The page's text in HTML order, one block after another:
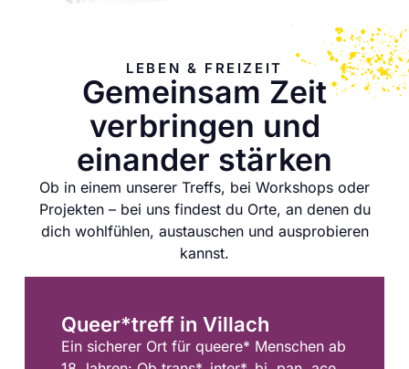
LEBEN & FREIZEIT
Gemeinsam Zeit
verbringen und
einander stärken
Ob in einem unserer Treffs, bei Workshops oder
Projekten – bei uns findest du Orte, an denen du
dich wohlfühlen, austauschen und ausprobieren
kannst.
Queer*treff in Villach
Ein sicherer Ort für queere* Menschen ab